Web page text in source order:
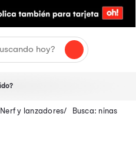
Nerf y lanzadores
Busca: ninas